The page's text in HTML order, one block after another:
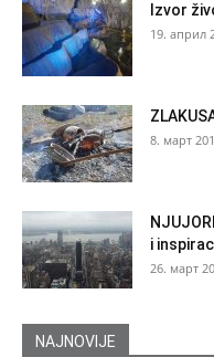
Izvor
19. април
8. март
i
26. март
NAJNOVIJE